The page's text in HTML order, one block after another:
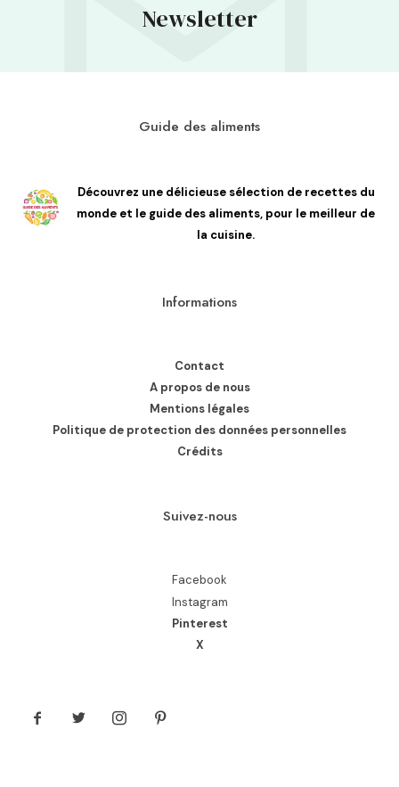
Newsletter
Guide des aliments
Découvrez une délicieuse sélection de recettes du
monde et le guide des aliments, pour le meilleur de
la cuisine.
Informations
Contact
A propos de nous
Mentions légales
Politique de protection des données personnelles
Crédits
Suivez-nous
Facebook
Instagram
Pinterest
X